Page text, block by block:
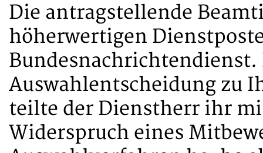
Die antragstellende
höherwertigen
Bundesnachrichtendienst.
Auswahlentscheidung zu
teilte der Dienstherr ihr
Widerspruch eines